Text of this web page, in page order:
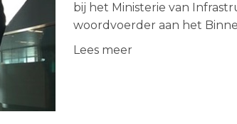
bij het Ministerie van
woordvoerder aan het
Lees meer